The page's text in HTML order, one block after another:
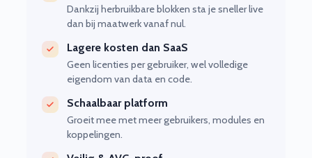
Dankzij herbruikbare blokken sta je sneller live
dan bij maatwerk vanaf nul.
Lagere kosten dan SaaS
Geen licenties per gebruiker, wel volledige
eigendom van data en code.
Schaalbaar platform
Groeit mee met meer gebruikers, modules en
koppelingen.